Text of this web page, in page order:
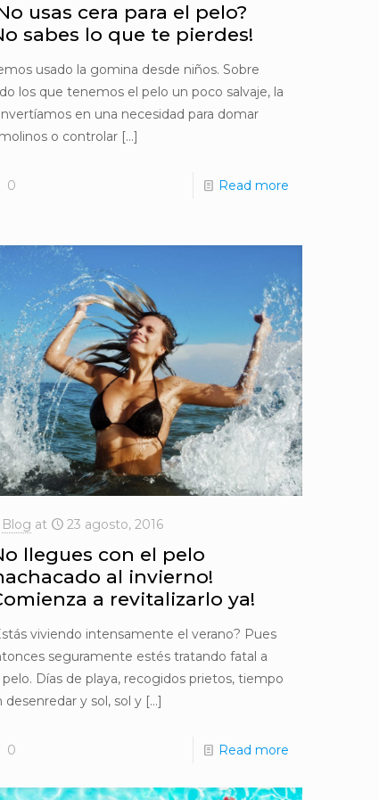
usas cera para el pelo?
sabes lo que te pierdes!
usado la gomina desde niños. Sobre
los que tenemos el pelo un poco salvaje, la
en una necesidad para domar
o controlar […]
0 Read more
Blog at 23 agosto, 2016
llegues con el pelo
al invierno!
a revitalizarlo ya!
viviendo intensamente el verano? Pues
seguramente estés tratando fatal a
Días de playa, recogidos prietos, tiempo
desenredar y sol, sol y […]
0 Read more